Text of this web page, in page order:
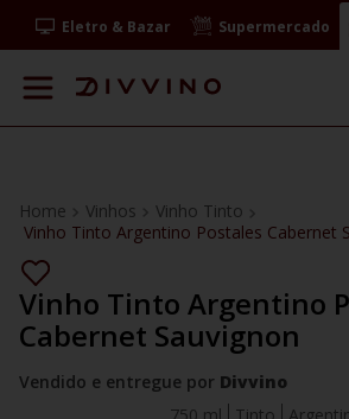
Eletro & Bazar Supermercado
Vinhos
Vinho Tinto
Vinho Tinto Argentino Postales Cabernet
Vinho Tinto Argentino
Cabernet Sauvignon
Vendido e entregue por Divvino